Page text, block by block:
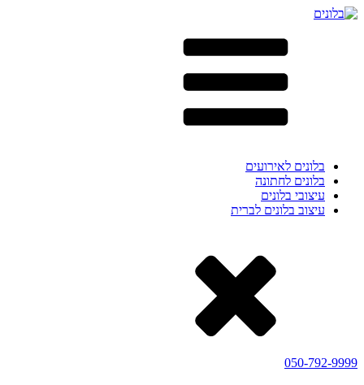
בלונים לאירועים
בלונים לחתונה
עיצובי בלונים
עיצוב בלונים לברית
050-792-9999